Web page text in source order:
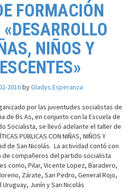
FORMACIÓN
NIÑOS Y
2016byGladys Esperanza
por las juventudes socialistas de
de Bs As, en conjunto con la Escuela de
Socialista, se llevó adelante el taller de
PÚBLICAS CON NIÑAS, NIÑOS Y
de San Nicolás. La actividad contó con
de compañeros del partido socialista
como, Pilar, Vicente Lopez, Baradero,
Zárate, San Pedro, General Rojo,
Junín y San Nicolás